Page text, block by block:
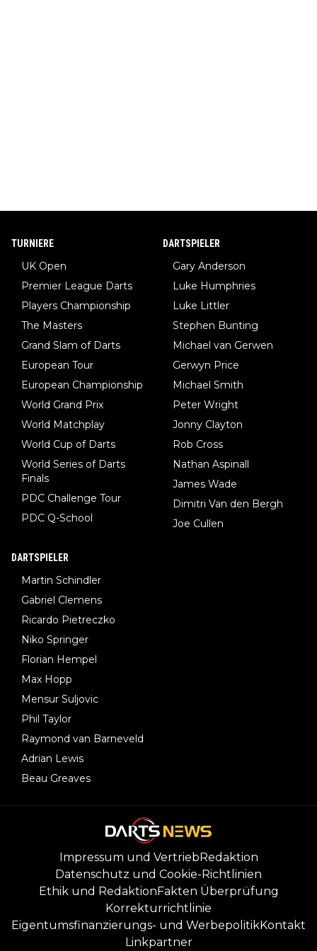
TURNIERE
UK Open
Premier League Darts
Players Championship
The Masters
Grand Slam of Darts
European Tour
European Championship
World Grand Prix
World Matchplay
World Cup of Darts
World Series of Darts
Finals
PDC Challenge Tour
PDC Q-School
DARTSPIELER
Gary Anderson
Luke Humphries
Luke Littler
Stephen Bunting
Michael van Gerwen
Gerwyn Price
Michael Smith
Peter Wright
Jonny Clayton
Rob Cross
Nathan Aspinall
James Wade
Dimitri Van den Bergh
Joe Cullen
DARTSPIELER
Martin Schindler
Gabriel Clemens
Ricardo Pietreczko
Niko Springer
Florian Hempel
Max Hopp
Mensur Suljovic
Phil Taylor
Raymond van Barneveld
Adrian Lewis
Beau Greaves
Impressum und Vertrieb Redaktion
Datenschutz und Cookie-Richtlinien
Ethik und Redaktion Fakten Überprüfung
Korrekturrichtlinie
Eigentumsfinanzierungs- und WerbepolitikKontakt
Linkpartner